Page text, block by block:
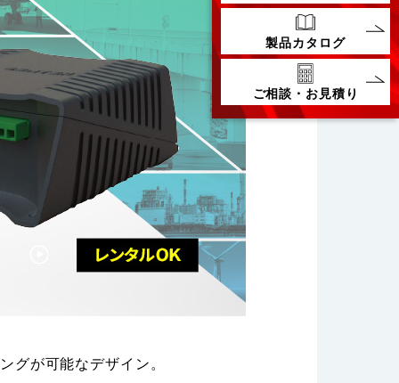
製品カタログ
ご相談・お見積り
グが可能なデザイン。